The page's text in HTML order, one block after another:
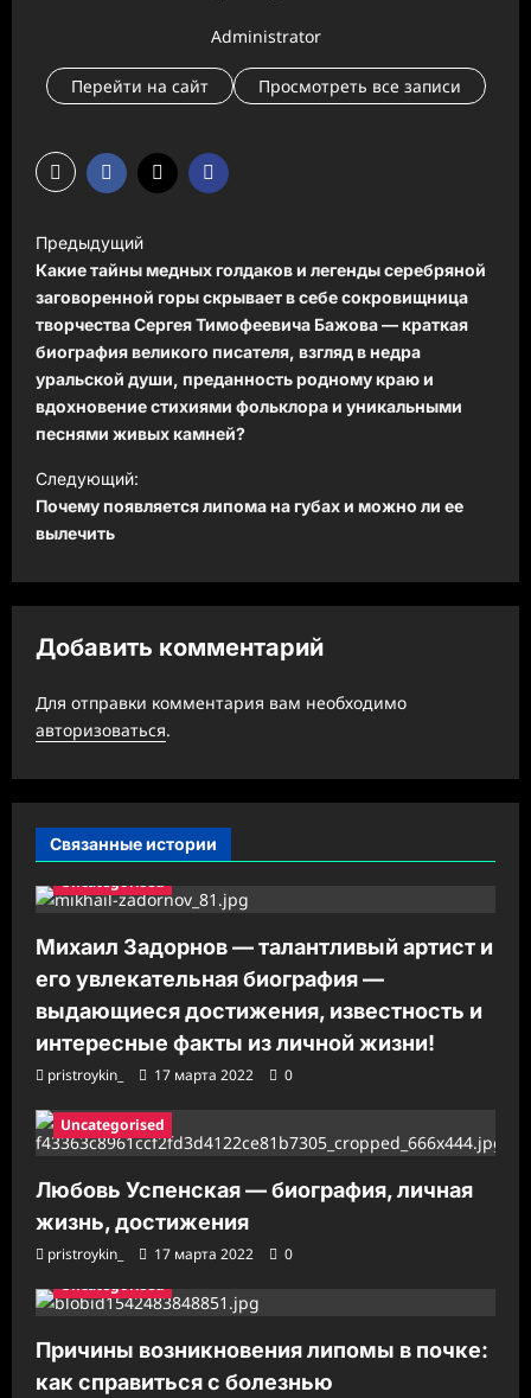
Administrator
Перейти на сайт Просмотреть все записи
Н
а
в
и
г
а
ц
и
я
п
и
с
и
Предыдущий
Какие тайны медных голдаков и легенды серебряной
заговоренной горы скрывает в себе сокровищница
творчества Сергея Тимофеевича Бажова — краткая
биография великого писателя, взгляд в недра
уральской души, преданность родному краю и
вдохновение стихиями фольклора и уникальными
песнями живых камней?
Следующий:
Почему появляется липома на губах и можно ли ее
вылечить
Добавить комментарий
Для отправки комментария вам необходимо
авторизоваться.
Связанные истории
Uncategorised
Михаил Задорнов — талантливый артист и
его увлекательная биография —
выдающиеся достижения, известность и
интересные факты из личной жизни!
pristroykin_ 17 марта 2022 0
Uncategorised
Любовь Успенская — биография, личная
жизнь, достижения
pristroykin_ 17 марта 2022
0
Uncategorised
Причины возникновения липомы в почке:
как справиться с болезнью